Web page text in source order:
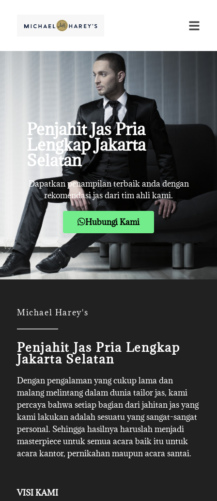
Penjahit Jas Pria
Lengkap Jakarta
Selatan
Dapatkan penampilan terbaik anda dengan
rekomendasi jas dari tim ahli kami.
Hubungi Kami
Michael Harey's
Penjahit Jas Pria Lengkap
Jakarta Selatan
Dengan pengalaman yang cukup lama dan
malang melintang dalam dunia tailor jas, kami
percaya bahwa setiap bagian dari jahitan jas yang
kami lakukan adalah sesuatu yang sangat-sangat
personal. Sehingga hasilnya haruslah menjadi
masterpiece untuk semua acara baik itu untuk
acara kantor, pernikahan maupun acara santai.
VISI KAMI